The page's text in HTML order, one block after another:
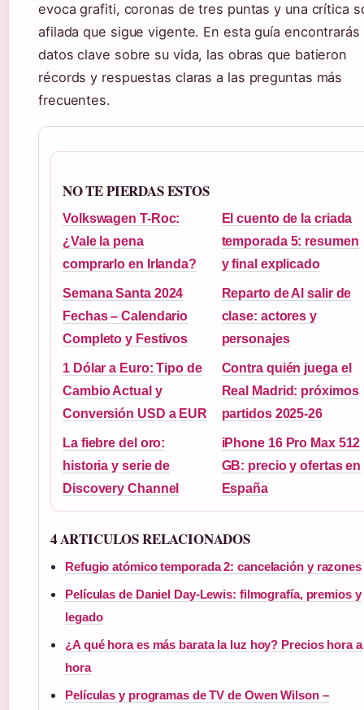
evoca grafiti, coronas de tres puntas y una crítica
afilada que sigue vigente. En esta guía encontrarás
datos clave sobre su vida, las obras que batieron
récords y respuestas claras a las preguntas más
frecuentes.
NO TE PIERDAS ESTOS
Volkswagen T-Roc:
¿Vale la pena
comprarlo en Irlanda?
El cuento de la criada
temporada 5: resumen
y final explicado
Semana Santa 2024
Fechas – Calendario
Completo y Festivos
Reparto de Al salir de
clase: actores y
personajes
1 Dólar a Euro: Tipo de
Cambio Actual y
Conversión USD a EUR
Contra quién juega el
Real Madrid: próximos
partidos 2025-26
La fiebre del oro:
historia y serie de
Discovery Channel
iPhone 16 Pro Max 512
GB: precio y ofertas en
España
4 ARTICULOS RELACIONADOS
Refugio atómico temporada 2: cancelación y razones
Películas de Daniel Day-Lewis: filmografía, premios y
legado
¿A qué hora es más barata la luz hoy? Precios hora a
hora
Películas y programas de TV de Owen Wilson –